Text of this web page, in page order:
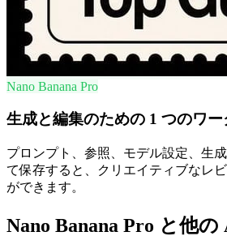
Nano Banana Pro
生成と編集のための 1 つのワ
プロンプト、参照、モデル設定、生
て保存すると、クリエイティブなレ
ができます。
Nano Banana Pro と他